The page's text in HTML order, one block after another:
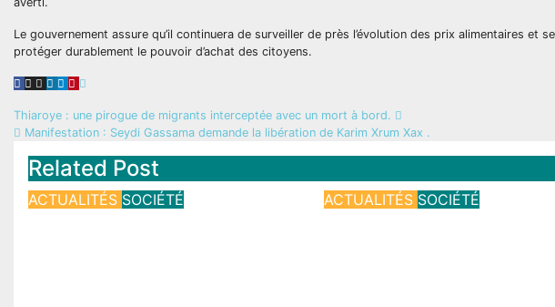
Le gouvernement assure qu’il continuera de surveiller de près l’évolution des prix alimentaires et
protéger durablement le pouvoir d’achat des citoyens.
Navigation
de
l’article
Thiaroye : une pirogue de migrants interceptée avec un mort à bord.
Manifestation : Seydi Gassama demande la libération de Karim Xrum Xax .
Related Post
ACTUALITÉS SOCIÉTÉ ACTUALITÉS SOCIÉTÉ